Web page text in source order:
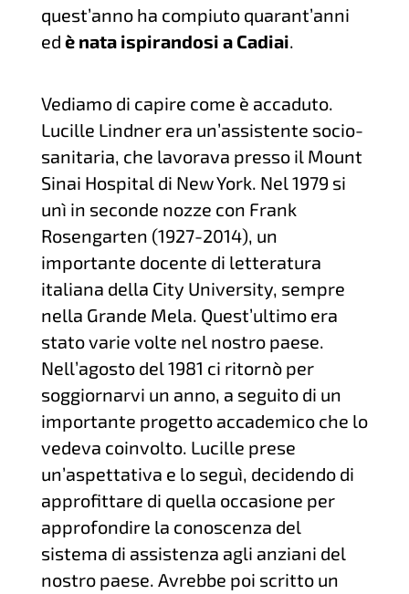
quest’anno ha compiuto quarant’anni
ed è nata ispirandosi a Cadiai.
Vediamo di capire come è accaduto.
Lucille Lindner era un’assistente socio-
sanitaria, che lavorava presso il Mount
Sinai Hospital di New York. Nel 1979 si
unì in seconde nozze con Frank
Rosengarten (1927-2014), un
importante docente di letteratura
italiana della City University, sempre
nella Grande Mela. Quest’ultimo era
stato varie volte nel nostro paese.
Nell’agosto del 1981 ci ritornò per
soggiornarvi un anno, a seguito di un
importante progetto accademico che lo
vedeva coinvolto. Lucille prese
un’aspettativa e lo seguì, decidendo di
approfittare di quella occasione per
approfondire la conoscenza del
sistema di assistenza agli anziani del
nostro paese. Avrebbe poi scritto un